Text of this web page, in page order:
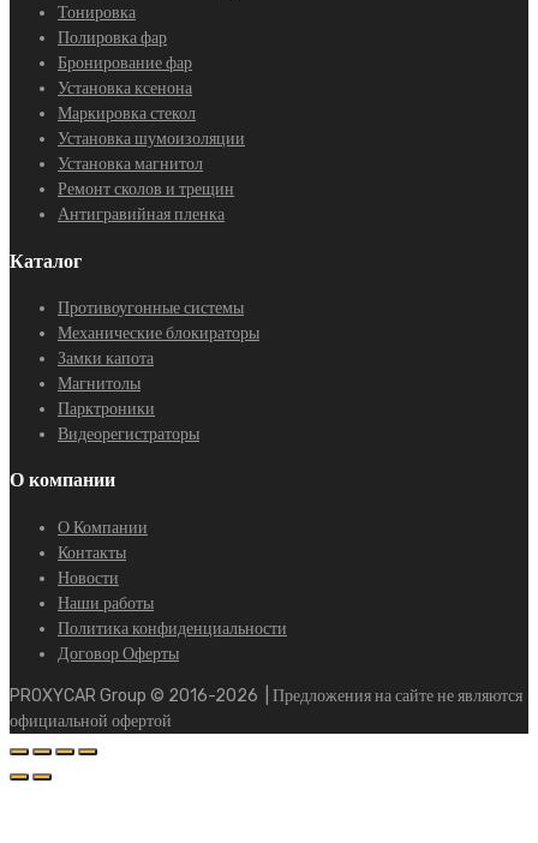
Тонировка
Полировка фар
Бронирование фар
Установка ксенона
Маркировка стекол
Установка шумоизоляции
Установка магнитол
Ремонт сколов и трещин
Антигравийная пленка
Каталог
Противоугонные системы
Механические блокираторы
Замки капота
Магнитолы
Парктроники
Видеорегистраторы
О компании
О Компании
Контакты
Новости
Наши работы
Политика конфиденциальности
Договор Оферты
PROXYCAR Group © 2016-2026
| Предложения на сайте не являются
официальной офертой